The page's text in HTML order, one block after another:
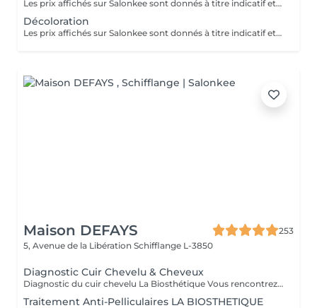
Les prix affichés sur Salonkee sont donnés à titre indicatif et représentent les tarifs de base. Ceux-ci peuvent varier en fonction du diagnostic effectué lors de votre arrivée au salon et de l'expertise du professionnel à qui vous confiez vos soins de beauté. Dans tout les cas, un devis détaillé vous sera proposé et toute prestation sera réalisée avec votre accord.
Décoloration
Les prix affichés sur Salonkee sont donnés à titre indicatif et représentent les tarifs de base. Ceux-ci peuvent varier en fonction du diagnostic effectué lors de votre arrivée au salon et de l'expertise du professionnel à qui vous confiez vos soins de beauté. Dans tout les cas, un devis détaillé vous sera proposé et toute prestation sera réalisée avec votre accord.
Maison DEFAYS
253
5, Avenue de la Libération Schifflange L-3850
Diagnostic Cuir Chevelu & Cheveux
Diagnostic du cuir chevelu La Biosthétique Vous rencontrez des problèmes au niveau du cuir chevelu ? Cheveux gras, pellicules, démangeaisons ou sécheresse cutanée ? Profitez de notre diagnostic professionnel du cuir chevelu pour identifier les causes et trouver des solutions adaptées à vos besoins. Grâce à une analyse précise, nous vous proposons des recommandations personnalisées pour retrouver un cuir chevelu sain et équilibré. N'hésitez pas à réserver votre rendez-vous dès maintenant
Traitement Anti-Pelliculaires LA BIOSTHETIQUE